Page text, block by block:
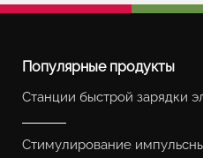
Популярные продукты
Станции быстрой зарядки
Стимулирование